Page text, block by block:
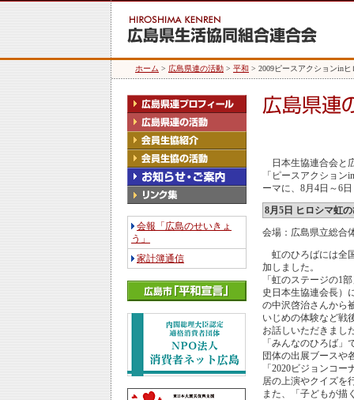
ホーム > 広島県連の活動 > 平和 > 2009ピースアクションin
会報「広島のせいきょ
う」
家計簿通信
日本生協連合会と
「ピースアクショ
ーマに、8月4日～6
8月5日 ヒロシマ虹
会場：広島県立総合
虹のひろばには全
加しました。
「虹のステージの1
史日本生協連会長）
の中沢啓治さんから
いじめの体験など戦
お話しいただきまし
「みんなのひろば
団体の出展ブースや
「2020ビジョンコ
居の上演やクイズを
また、「子どもが描